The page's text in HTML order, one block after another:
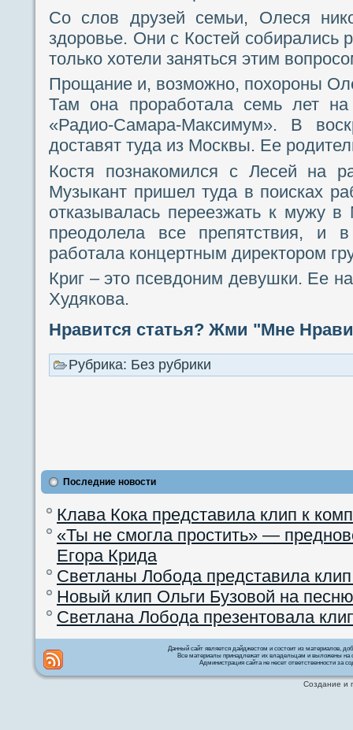
Со слов друзей семьи, Олеся
здоровье. Они с Костей собирались
только хотели заняться этим
Прощание и, возможно, похороны
Там она проработала семь лет на
«Радио-Самара-Максимум». В
доставят туда из Москвы. Ее
Костя познакомился с Лесей на
Музыкант пришел туда в поисках
отказывалась переезжать к мужу
преодолела все препятствия, и
работала концертным директором
Криг – это псевдоним девушки. Ее
Худякова.
Нравится статья? Жми "Мне
Рубрика: Без рубрики
Последние новости
Клава Кока представила клип к
«Ты не смогла простить» —
Егора Крида
Светланы Лобода представила
Новый клип Ольги Бузовой на
Светлана Лобода презентовала
Данный сайт является дайджестом и состоит из материалов,
Все материалы принадлежат их владельцам и выложены на
Администрация сайта не несет ответственности за
Создание и